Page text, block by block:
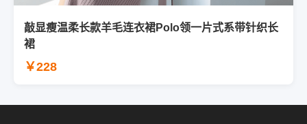
敲显瘦温柔长款羊毛连衣裙Polo领一片式系带针织长
裙
￥228